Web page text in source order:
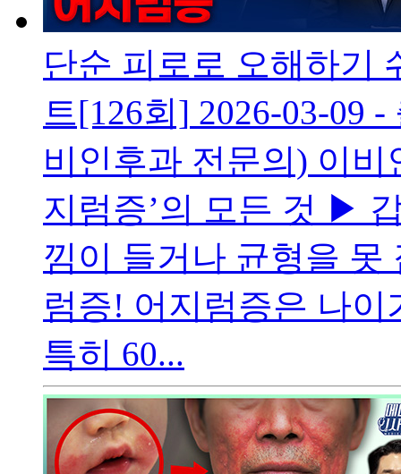
단순 피로로 오해하기
트[126회] 2026-03-09 -
비인후과 전문의) 이비
지럼증’의 모든 것 ▶
낌이 들거나 균형을 못
럼증! 어지럼증은 나
특히 60...